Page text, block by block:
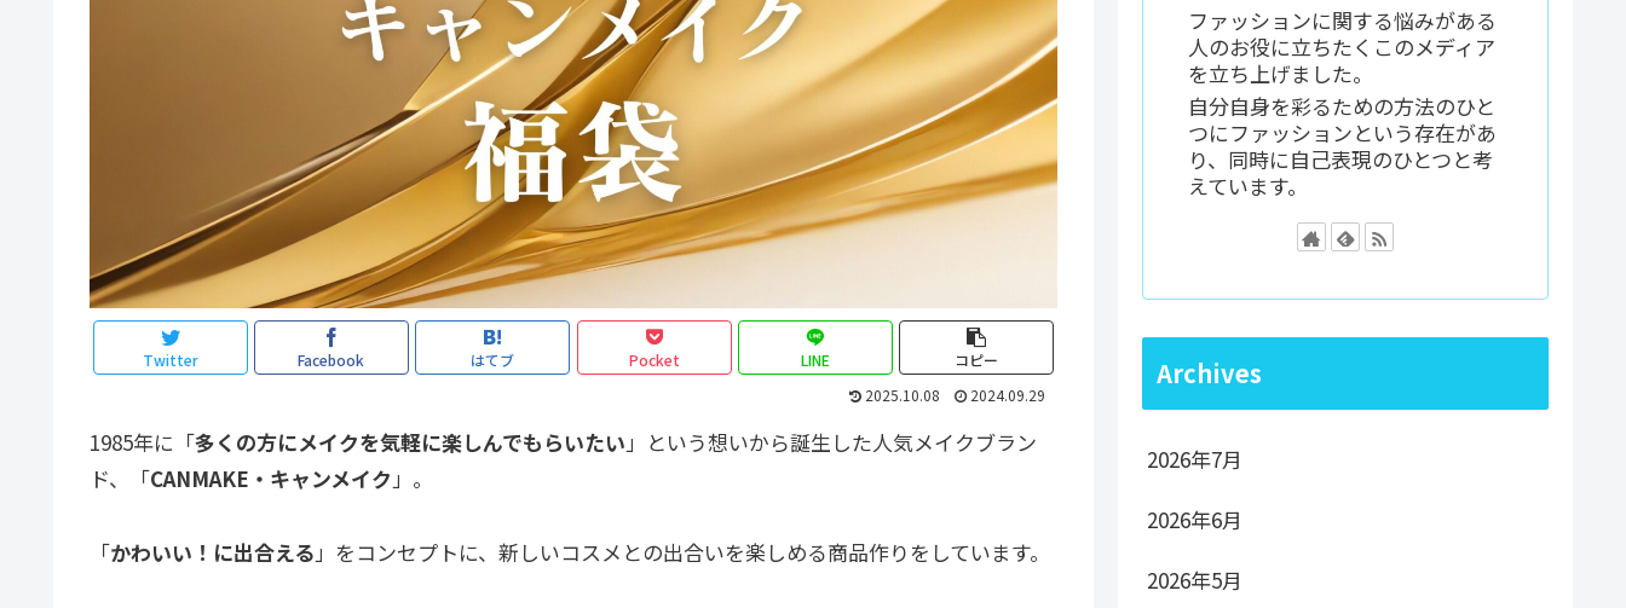
Twitter Facebook はてブ Pocket LINE
コピー
2025.10.08
2024.09.29
1985年に「多くの方にメイクを気軽に楽しんでもらいたい 」という想いから誕生した人気メイクブラン
ド、「CANMAKE・キャンメイク 」。
「かわいい！に出合える 」をコンセプトに、新しいコスメとの出合いを楽しめる商品作りをしています。
ファッションに関する悩みがある
人のお役に立ちたくこのメディア
を立ち上げました。
自分自身を彩るための方法のひと
つにファッションという存在があ
り、同時に自己表現のひとつと考
えています。
Archives
2026年7月
2026年6月
2026年5月